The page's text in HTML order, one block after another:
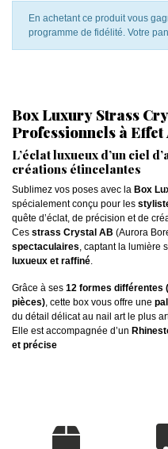
En achetant ce produit vous
programme de fidélité. Votre
Box Luxury Strass
Professionnels à
L’éclat luxueux d’un ciel
créations étincelantes
Sublimez vos poses avec la Box
spécialement conçu pour les
quête d’éclat, de précision et de
Ces strass Crystal AB (Aurora
spectaculaires, captant la lumière
luxueux et raffiné.
Grâce à ses 12 formes différentes
pièces), cette box vous offre une
du détail délicat au nail art le plus
Elle est accompagnée d’un
et précise